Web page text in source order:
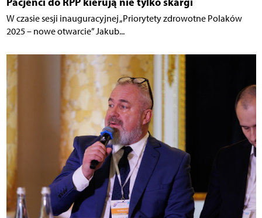
W czasie sesji inauguracyjnej „Priorytety zdrowotne Polaków
2025 – nowe otwarcie” Jakub...